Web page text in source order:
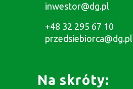
inwestor@dg.pl
+48 32 295 67 10
przedsiebiorca@dg.pl
Na skróty: